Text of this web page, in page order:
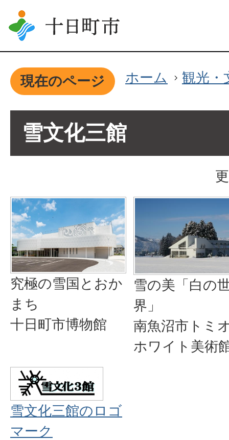
現在のページ ホーム 観光・
雪文化三館
究極の雪国とおか
まち
十日町市博物館
雪の美「白の
界」
南魚沼市トミ
ホワイト美術
雪文化三館のロゴ
マーク